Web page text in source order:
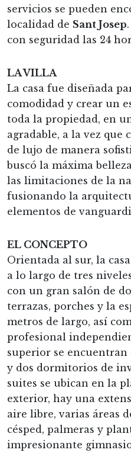
servicios se pueden
localidad de Sant Josep
con seguridad las 24
LA VILLA
La casa fue diseñada
comodidad y crear un
toda la propiedad, en
agradable, a la vez que
de lujo de manera
buscó la máxima
las limitaciones de la
fusionando la
elementos de
EL CONCEPTO
Orientada al sur, la
a lo largo de tres
con un gran salón de
terrazas, porches y la
metros de largo, así
profesional
superior se
y dos dormitorios de
suites se ubican en la
exterior, hay una
aire libre, varias áreas
césped, palmeras y
impresionante